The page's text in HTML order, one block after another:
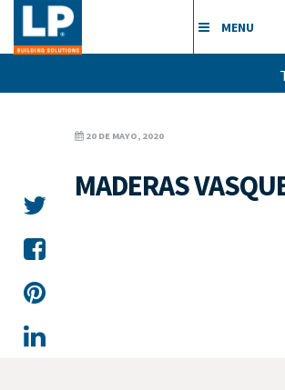
MENU
20 DE MAYO, 2020
MADERAS